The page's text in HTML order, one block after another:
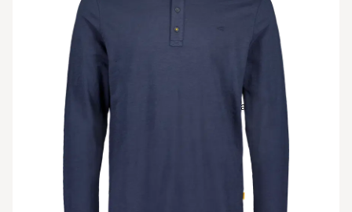
Avaa tuotekuva suurennettuna